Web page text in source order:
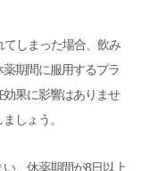
てしまった場合、飲み
期間に服用するプラ
果に影響はありませ
しょう。
、休薬期間が8日以上